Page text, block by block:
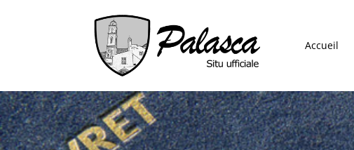
Accueil